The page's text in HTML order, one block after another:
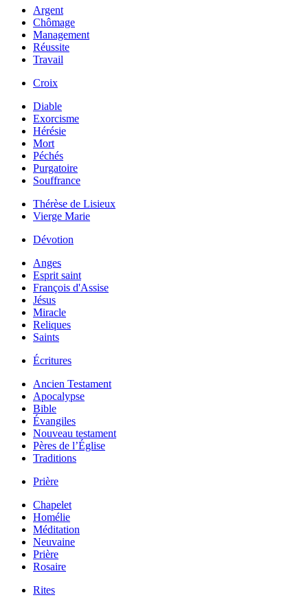
Argent
Chômage
Management
Réussite
Travail
Croix
Diable
Exorcisme
Hérésie
Mort
Péchés
Purgatoire
Souffrance
Thérèse de Lisieux
Vierge Marie
Dévotion
Anges
Esprit saint
François d'Assise
Jésus
Miracle
Reliques
Saints
Écritures
Ancien Testament
Apocalypse
Bible
Évangiles
Nouveau testament
Pères de l’Église
Traditions
Prière
Chapelet
Homélie
Méditation
Neuvaine
Prière
Rosaire
Rites